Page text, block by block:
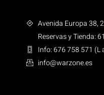
Avenida Europa 38,
Reservas y Tienda:
Info: 676 758 571 (L
info@warzone.es